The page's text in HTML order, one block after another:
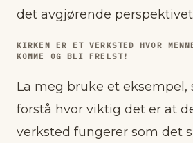
det avgjørende
KIRKEN ER ET VERKSTED HVOR
KOMME OG BLI FRELST!
La meg bruke et eksempel,
forstå hvor viktig det er at
verksted fungerer som det